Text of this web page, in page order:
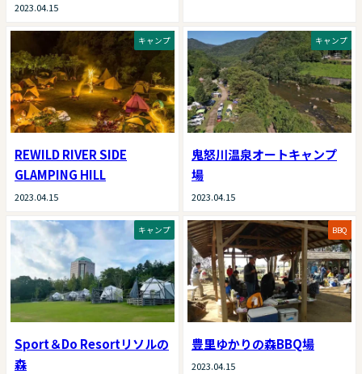
2023.04.15
キャンプ
REWILD RIVER SIDE
GLAMPING HILL
2023.04.15
キャンプ
鬼怒川温泉オートキャンプ
場
2023.04.15
キャンプ
Sport＆Do Resortリソルの
森
BBQ
豊里ゆかりの森BBQ場
2023.04.15